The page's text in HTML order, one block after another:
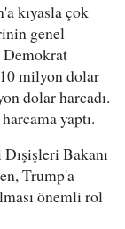
kıyasla çok
genel
Demokrat
milyon dolar
dolar harcadı.
yaptı.
Bakanı
Trump'a
önemli rol